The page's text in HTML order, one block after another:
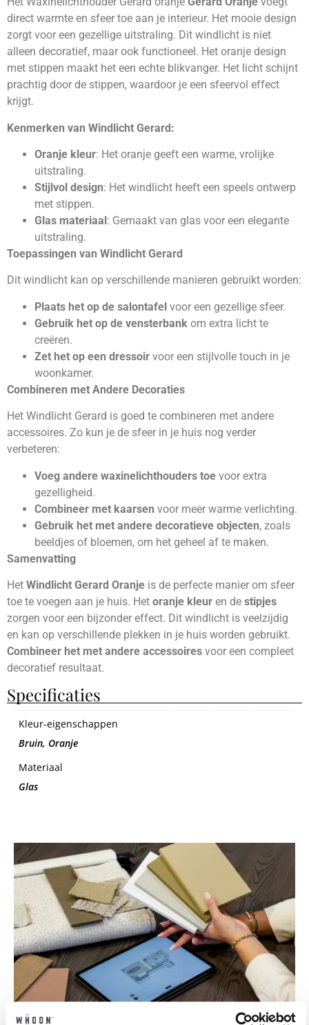
direct warmte en sfeer toe aan je interieur. Het mooie design
zorgt voor een gezellige uitstraling. Dit windlicht is niet
alleen decoratief, maar ook functioneel. Het oranje design
met stippen maakt het een echte blikvanger. Het licht schijnt
prachtig door de stippen, waardoor je een sfeervol effect
krijgt.
Kenmerken van Windlicht Gerard:
Oranje kleur: Het oranje geeft een warme, vrolijke
uitstraling.
Stijlvol design: Het windlicht heeft een speels ontwerp
met stippen.
Glas materiaal: Gemaakt van glas voor een elegante
uitstraling.
Toepassingen van Windlicht Gerard
Dit windlicht kan op verschillende manieren gebruikt worden:
Plaats het op de salontafel voor een gezellige sfeer.
Gebruik het op de vensterbank om extra licht te
creëren.
Zet het op een dressoir voor een stijlvolle touch in je
woonkamer.
Combineren met Andere Decoraties
Het Windlicht Gerard is goed te combineren met andere
accessoires. Zo kun je de sfeer in je huis nog verder
verbeteren:
Voeg andere waxinelichthouders toe voor extra
gezelligheid.
Combineer met kaarsen voor meer warme verlichting.
Gebruik het met andere decoratieve objecten, zoals
beeldjes of bloemen, om het geheel af te maken.
Samenvatting
Het Windlicht Gerard Oranje is de perfecte manier om sfeer
toe te voegen aan je huis. Het oranje kleur en de stipjes
zorgen voor een bijzonder effect. Dit windlicht is veelzijdig
en kan op verschillende plekken in je huis worden gebruikt.
Combineer het met andere accessoires voor een compleet
decoratief resultaat.
Specificaties
Kleur-eigenschappen
Bruin, Oranje
Materiaal
Glas